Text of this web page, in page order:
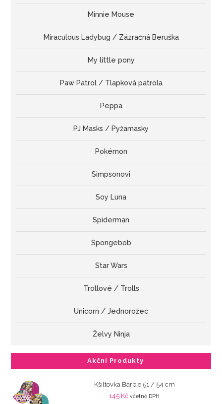
Minnie Mouse
Miraculous Ladybug / Zázračná Beruška
My little pony
Paw Patrol / Tlapková patrola
Peppa
PJ Masks / Pyžamasky
Pokémon
Simpsonovi
Soy Luna
Spiderman
Spongebob
Star Wars
Trollové / Trolls
Unicorn / Jednorožec
Želvy Ninja
Akční Produkty
Kšiltovka Barbie 51 / 54 cm
145 Kč včetně DPH